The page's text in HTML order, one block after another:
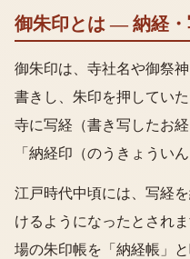
御朱印とは — 納経
御朱印は、寺社名や御祭
書きし、朱印を押してい
寺に写経（書き写したお
「納経印（のうきょうい
江戸時代中頃には、写経
けるようになったとされ
場の朱印帳を「納経帳」